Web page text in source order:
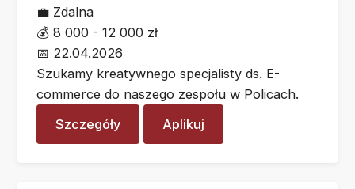
💼 Zdalna
💰 8 000 - 12 000 zł
📅 22.04.2026
Szukamy kreatywnego specjalisty ds. E-
commerce do naszego zespołu w Policach.
Szczegóły
Aplikuj